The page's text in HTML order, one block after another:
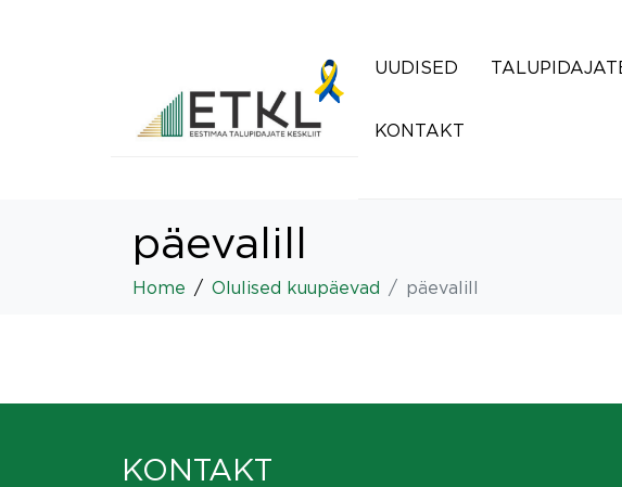
UUDISED
KONTAKT
päevalill
Home Olulised kuupäevad päevalill
KONTAKT